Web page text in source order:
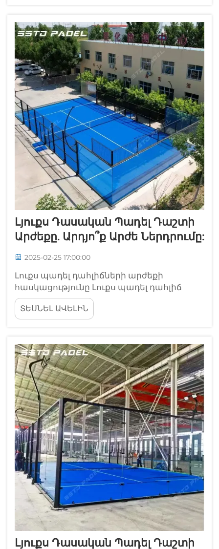
անտեսելը կարող է բերել վատ խաղային
փորձի և ազդել դահլիճի վրա, որը կարող է
բերել դահլիճի վրա...
Լյուքս Դասական Պադել Դաշտի
Արժեքը. Արդյո՞ք Արժե Ներդրումը:
2025-02-25 17:00:00
Լուքս պադել դահլիճների արժեքի
հասկացությունը Լուքս պադել դահլիճ
կառուցելու արժեքի վրա մի քանի բան է
ազդում, որտեղ գտնվում է դահլիճը, որը
մեծ գործոն է: Քաղաքներում կառուցված
որ հողն այնտեղ շատ թանկ է...
ՏԵՍՆԵԼ ԱՎԵԼԻՆ
Լյուքս Դասական Պադել Դաշտի